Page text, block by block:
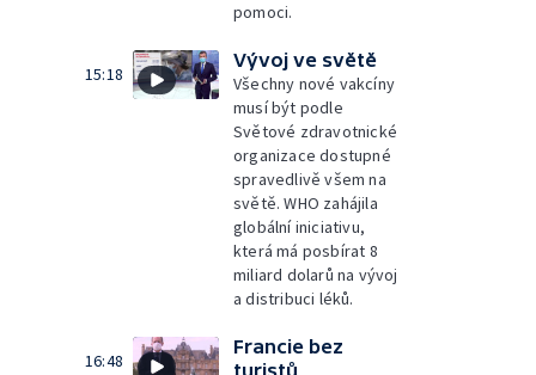
pomoci.
15:18
Vývoj ve světě
Všechny nové vakcíny
musí být podle
Světové zdravotnické
organizace dostupné
spravedlivě všem na
světě. WHO zahájila
globální iniciativu,
která má posbírat 8
miliard dolarů na vývoj
a distribuci léků.
16:48
Francie bez
turistů